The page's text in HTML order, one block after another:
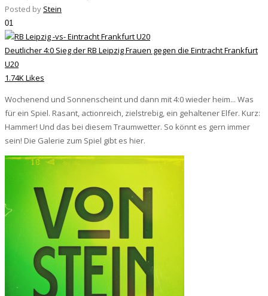
Posted by Stein
01
Deutlicher 4:0 Sieg der RB Leipzig Frauen gegen die Eintracht Frankfurt
U20
1.74K Likes
Wochenend und Sonnenscheint und dann mit 4:0 wieder heim... Was
für ein Spiel. Rasant, actionreich, zielstrebig, ein gehaltener Elfer. Kurz:
Hammer! Und das bei diesem Traumwetter. So könnt es gern immer
sein! Die Galerie zum Spiel gibt es hier.